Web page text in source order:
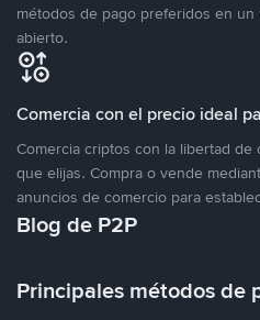
métodos de pago preferidos en
abierto.
Comercia con el precio ideal
Comercia criptos con la libertad
que elijas. Compra o vende
anuncios de comercio para
Blog de P2P
Principales métodos de